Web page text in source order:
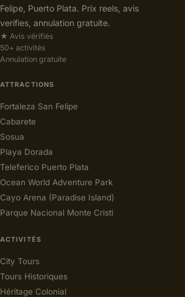
Felipe, Puerto Plata. Prix reels, avis
verifies, annulation gratuite.
★ Avis vérifiés
50+ activités
Annulation gratuite
ATTRACTIONS
Fortaleza San Felipe
Cabarete
Sosua
Playa Dorada
Teleferico Puerto Plata
Ocean World Adventure Park
Cayo Arena (Paradise Island)
Parque Nacional Monte Cristi
ACTIVITÉS
City Tours
Tours Historiques
Héritage Colonial